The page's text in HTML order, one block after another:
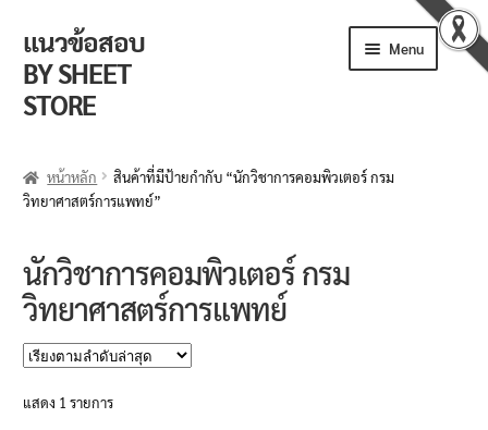
Skip
to
navigation
Skip
to
content
แนวข้อสอบ
BY SHEET
STORE
Menu
ตะกร้าสินค้า
วิธีการสั่งซื้อ
แจ้งชำระเงิน
รีวิวจากลูกค้า
หน้าหลัก
สินค้าที่มีป้ายกำกับ “นักวิชาการคอมพิวเตอร์ กรม
วิทยาศาสตร์การแพทย์”
นักวิชาการคอมพิวเตอร์ กรม
วิทยาศาสตร์การแพทย์
แสดง 1 รายการ